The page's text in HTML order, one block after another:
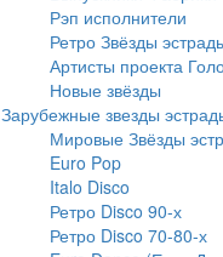
Рэп исполнители
Ретро Звёзды
Артисты проекта
Новые звёзды
Зарубежные звезды
Мировые Звёзды
Euro Pop
Italo Disco
Ретро Disco 90-х
Ретро Disco 70-80-х